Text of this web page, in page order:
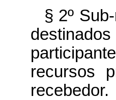
§ 2º
recursos
recebedor.